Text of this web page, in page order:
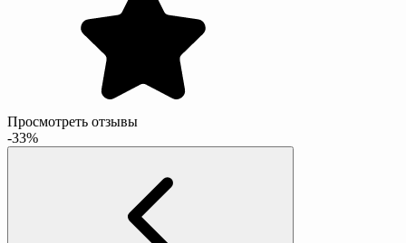
Просмотреть отзывы
-33%